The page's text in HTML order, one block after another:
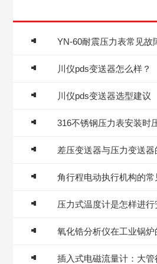
川仪pds变送器怎么样？
川仪pds变送器选型建议